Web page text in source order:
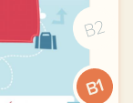
B2
B1